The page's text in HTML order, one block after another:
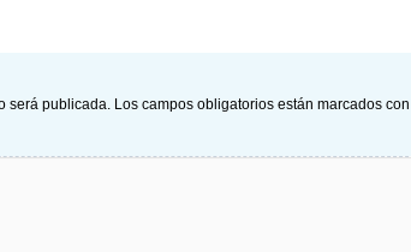
será publicada. Los campos obligatorios están marcados